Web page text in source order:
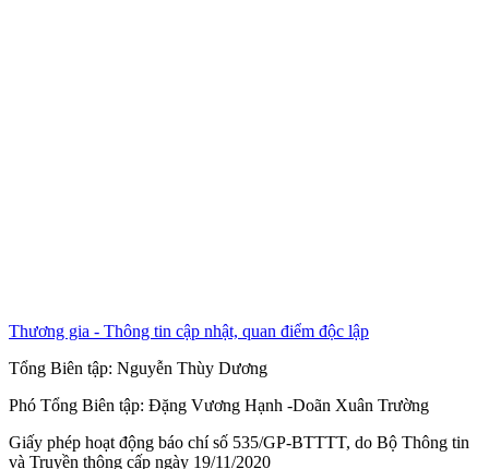
Thương gia - Thông tin cập nhật, quan điểm độc lập
Tổng Biên tập: Nguyễn Thùy Dương
Phó Tổng Biên tập: Đặng Vương Hạnh -Doãn Xuân Trường
Giấy phép hoạt động báo chí số 535/GP-BTTTT, do Bộ Thông tin
và Truyền thông cấp ngày 19/11/2020